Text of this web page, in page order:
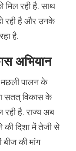
मिल रही है. साथ
रही है और उनके
है.
अभियान
मछली पालन के
सतत् विकास के
है. राज्य अब
की दिशा में तेजी से
बीज की मांग